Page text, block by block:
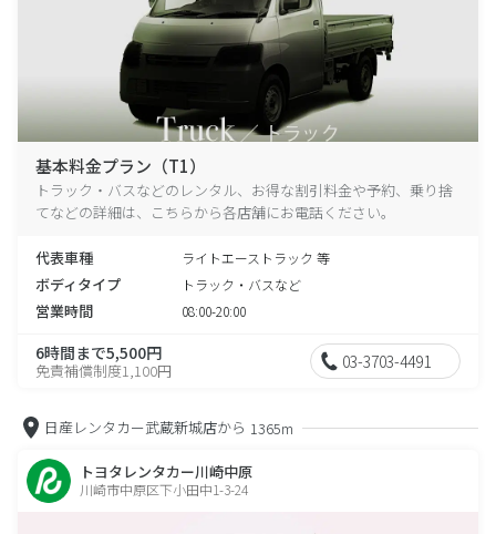
基本料金プラン（T1）
トラック・バスなどのレンタル、お得な割引料金や予約、乗り捨
てなどの詳細は、こちらから各店舗にお電話ください。
代表車種 ライトエーストラック 等
ボディタイプ トラック・バスなど
営業時間 08:00-20:00
6時間まで5,500円
免責補償制度1,100円 03-3703-4491
日産レンタカー武蔵新城店から 1365m
トヨタレンタカー川崎中原
川崎市中原区下小田中1-3-24